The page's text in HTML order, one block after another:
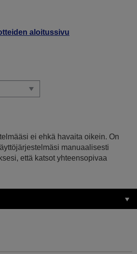
aloitussivu
ei ehkä havaita oikein. On
manuaalisesti
että katsot yhteensopivaa